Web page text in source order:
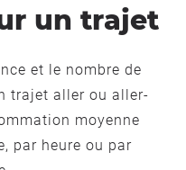
un trajet
et le nombre de
trajet aller ou aller-
moyenne
par heure ou par